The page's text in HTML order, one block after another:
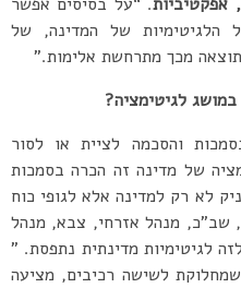
הלגיטימיות של המדינה, של
מכך מתרחשת אלימות.”
לגיטימציה?
והסכמה לציית או לסור
של מדינה זה הכרה בסמכות
לא רק למדינה אלא לגופי כוח
שב”כ, מנהל אזרחי, צבא, מנהל
לגיטימיות מדינתית נתפסת. ”
לשישה רכיבים, מציעה